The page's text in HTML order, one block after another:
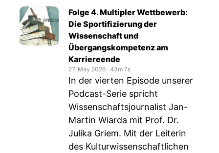
Folge 4. Multipler Wettbewerb:
Die Sportifizierung der
Wissenschaft und
Übergangskompetenz am
Karriereende
27. May 2026 ‧ 43m 7s
In der vierten Episode unserer
Podcast-Serie spricht
Wissenschaftsjournalist Jan-
Martin Wiarda mit Prof. Dr.
Julika Griem. Mit der Leiterin
des Kulturwissenschaftlichen